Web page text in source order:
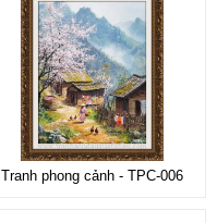
Tranh phong cảnh - TPC-006